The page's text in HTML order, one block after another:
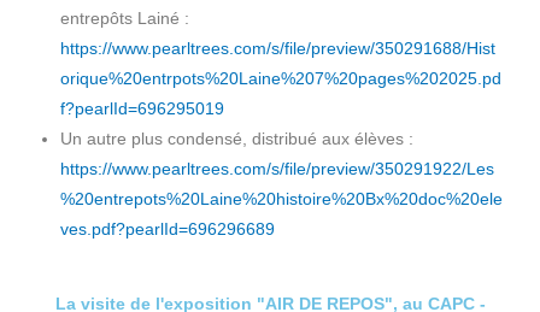
entrepôts Lainé :
https://www.pearltrees.com/s/file/preview/350291688/Hist
orique%20entrpots%20Laine%207%20pages%202025.pd
f?pearlId=696295019
Un autre plus condensé, distribué aux élèves :
https://www.pearltrees.com/s/file/preview/350291922/Les
%20entrepots%20Laine%20histoire%20Bx%20doc%20ele
ves.pdf?pearlId=696296689
La visite de l'exposition "AIR DE REPOS", au CAPC -